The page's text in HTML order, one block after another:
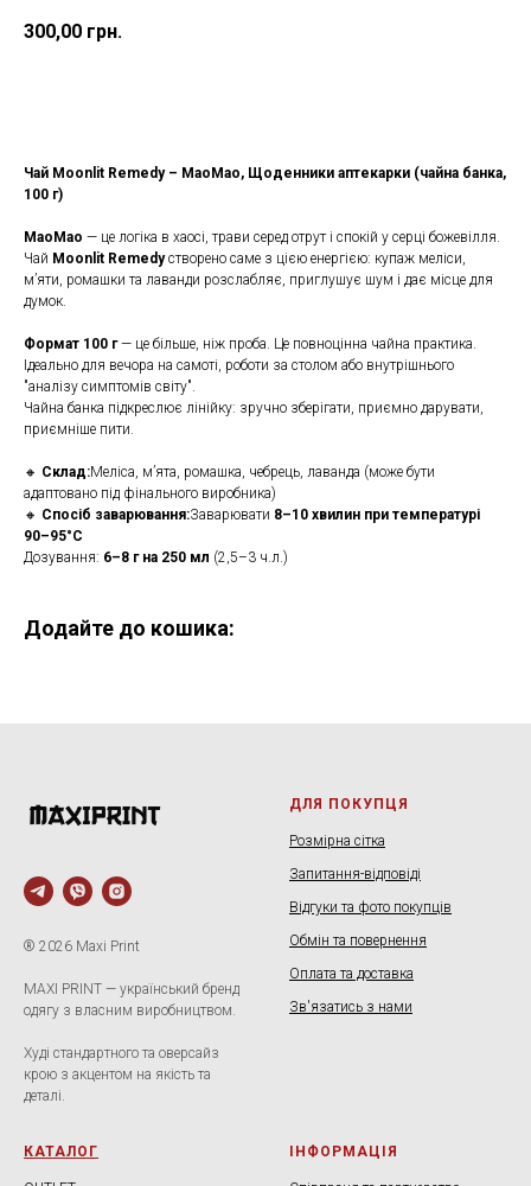
300,00 грн.
Чай Moonlit Remedy – МаоМао, Щоденники аптекарки (чайна банка,
100 г)
МаоМао — це логіка в хаосі, трави серед отрут і спокій у серці божевілля.
Чай Moonlit Remedyстворено саме з цією енергією: купаж меліси,
м’яти, ромашки та лаванди розслабляє, приглушує шум і дає місце для
думок.
Формат 100 г— це більше, ніж проба. Це повноцінна чайна практика.
Ідеально для вечора на самоті, роботи за столом або внутрішнього
"аналізу симптомів світу".
Чайна банка підкреслює лінійку: зручно зберігати, приємно дарувати,
приємніше пити.
🔸 Склад:Меліса, м’ята, ромашка, чебрець, лаванда (може бути
адаптовано під фінального виробника)
🔸 Спосіб заварювання:Заварювати 8–10 хвилин при температурі
90–95°C
Дозування: 6–8 г на 250 мл (2,5–3 ч.л.)
Додайте до кошика:
® 2026 Maxi Print
MAXI PRINT — український бренд
одягу з власним виробництвом.
Худі стандартного та оверсайз
крою з акцентом на якість та
деталі.
ДЛЯ ПОКУПЦЯ
Розмірна сітка
Запитання-відповіді
Відгуки та фото покупців
Обмін та повернення
Оплата та доставка
Зв'язатись з нами
КАТАЛОГ ІНФОРМАЦІЯ